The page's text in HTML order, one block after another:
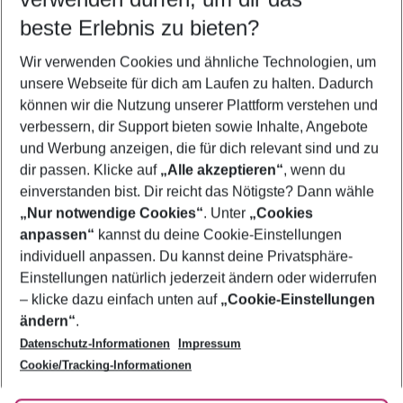
Familienurlaub Girona
Frübucher Angebote Girona für 2026
Pauschalreisen Girona
Urlaub Girona
Flug & Hotel Girona
Footer
Footer navigation
Über uns
AGB
Bestpreisgarantie
Cookie-Einstellungen ändern
Cookie-Richtlinie
Agenturbetreuung
Barrierefreies Reisen
Folge uns
beste Erlebnis zu bieten?
Wir verwenden Cookies und ähnliche Technologien, um
unsere Webseite für dich am Laufen zu halten. Dadurch
können wir die Nutzung unserer Plattform verstehen und
verbessern, dir Support bieten sowie Inhalte, Angebote
und Werbung anzeigen, die für dich relevant sind und zu
dir passen. Klicke auf „Alle akzeptieren“, wenn du
einverstanden bist. Dir reicht das Nötigste? Dann wähle
„Nur notwendige Cookies“. Unter „Cookies
anpassen“ kannst du deine Cookie-Einstellungen
individuell anpassen. Du kannst deine Privatsphäre-
Einstellungen natürlich jederzeit ändern oder widerrufen
– klicke dazu einfach unten auf „Cookie-Einstellungen
ändern“.
Datenschutz-Informationen
Impressum
Cookie/Tracking-Informationen